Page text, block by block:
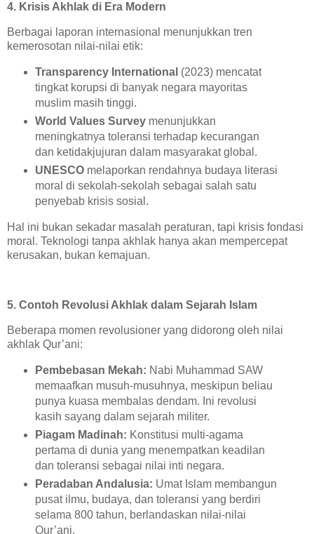
4. Krisis Akhlak di Era Modern
Berbagai laporan internasional menunjukkan tren
kemerosotan nilai-nilai etik:
Transparency International (2023) mencatat
tingkat korupsi di banyak negara mayoritas
muslim masih tinggi.
World Values Surveymenunjukkan
meningkatnya toleransi terhadap kecurangan
dan ketidakjujuran dalam masyarakat global.
UNESCOmelaporkan rendahnya budaya literasi
moral di sekolah-sekolah sebagai salah satu
penyebab krisis sosial.
Hal ini bukan sekadar masalah peraturan, tapi krisis fondasi
moral. Teknologi tanpa akhlak hanya akan mempercepat
kerusakan, bukan kemajuan.
5. Contoh Revolusi Akhlak dalam Sejarah Islam
Beberapa momen revolusioner yang didorong oleh nilai
akhlak Qur’ani:
Pembebasan Mekah: Nabi Muhammad SAW
memaafkan musuh-musuhnya, meskipun beliau
punya kuasa membalas dendam. Ini revolusi
kasih sayang dalam sejarah militer.
Piagam Madinah: Konstitusi multi-agama
pertama di dunia yang menempatkan keadilan
dan toleransi sebagai nilai inti negara.
Peradaban Andalusia: Umat Islam membangun
pusat ilmu, budaya, dan toleransi yang berdiri
selama 800 tahun, berlandaskan nilai-nilai
Qur’ani.